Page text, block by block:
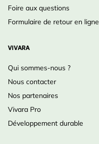
Foire aux questions
Formulaire de retour en ligne
VIVARA
Qui sommes-nous ?
Nous contacter
Nos partenaires
Vivara Pro
Développement durable